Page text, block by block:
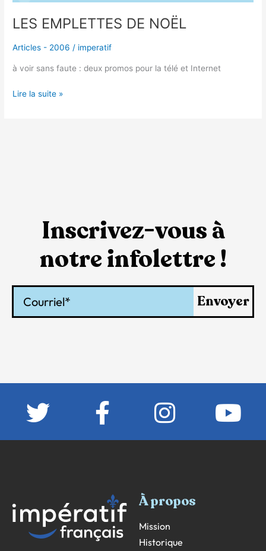
LES EMPLETTES DE NOËL
Articles - 2006 / imperatif
à voir sans faute : deux promos pour la télé et Internet
Lire la suite »
Inscrivez-vous à
notre infolettre !
Envoyer
À propos
Mission
Historique